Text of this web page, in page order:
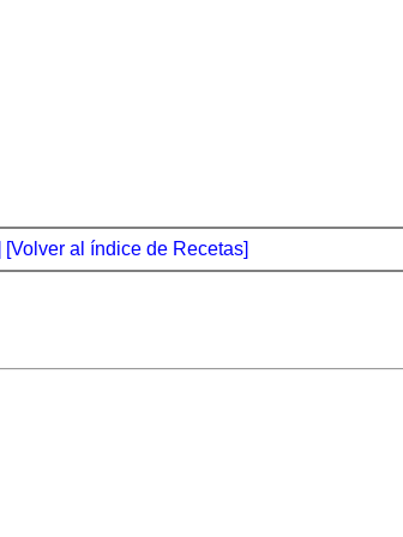
[Volver al índice de Recetas]